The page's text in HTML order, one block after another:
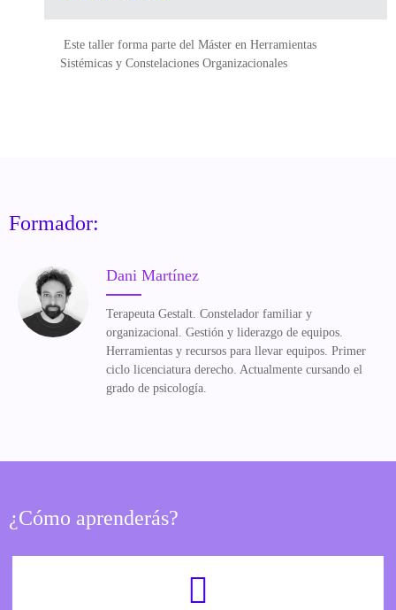
Este taller forma parte del Máster en Herramientas
Sistémicas y Constelaciones Organizacionales
Formador:
Dani Martínez
Terapeuta Gestalt. Constelador familiar y
organizacional. Gestión y liderazgo de equipos.
Herramientas y recursos para llevar equipos. Primer
ciclo licenciatura derecho. Actualmente cursando el
grado de psicología.
¿Cómo aprenderás?